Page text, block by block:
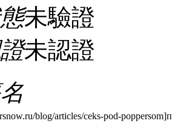
未驗證
未認證
blog/articles/ceks-pod-